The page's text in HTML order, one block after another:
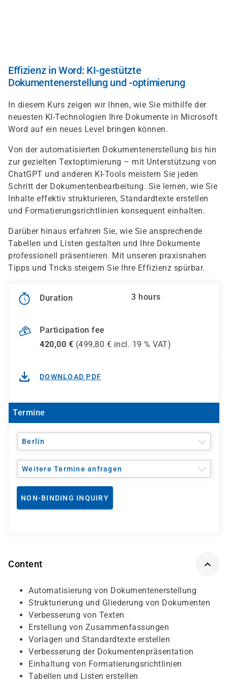
Effizienz in Word: KI-gestützte
Dokumentenerstellung und -optimierung
In diesem Kurs zeigen wir Ihnen, wie Sie mithilfe der
neuesten KI-Technologien Ihre Dokumente in Microsoft
Word auf ein neues Level bringen können.
Von der automatisierten Dokumentenerstellung bis hin
zur gezielten Textoptimierung – mit Unterstützung von
ChatGPT und anderen KI-Tools meistern Sie jeden
Schritt der Dokumentenbearbeitung. Sie lernen, wie Sie
Inhalte effektiv strukturieren, Standardtexte erstellen
und Formatierungsrichtlinien konsequent einhalten.
Darüber hinaus erfahren Sie, wie Sie ansprechende
Tabellen und Listen gestalten und Ihre Dokumente
professionell präsentieren. Mit unseren praxisnahen
Tipps und Tricks steigern Sie Ihre Effizienz spürbar.
Duration 3 hours
Participation fee
420,00 € (499,80 € incl. 19 % VAT)
DOWNLOAD PDF
Termine
Berlin
Weitere Termine anfragen
NON-BINDING INQUIRY
Content
Automatisierung von Dokumentenerstellung
Strukturierung und Gliederung von Dokumenten
Verbesserung von Texten
Erstellung von Zusammenfassungen
Vorlagen und Standardtexte erstellen
Verbesserung der Dokumentenpräsentation
Einhaltung von Formatierungsrichtlinien
Tabellen und Listen erstellen